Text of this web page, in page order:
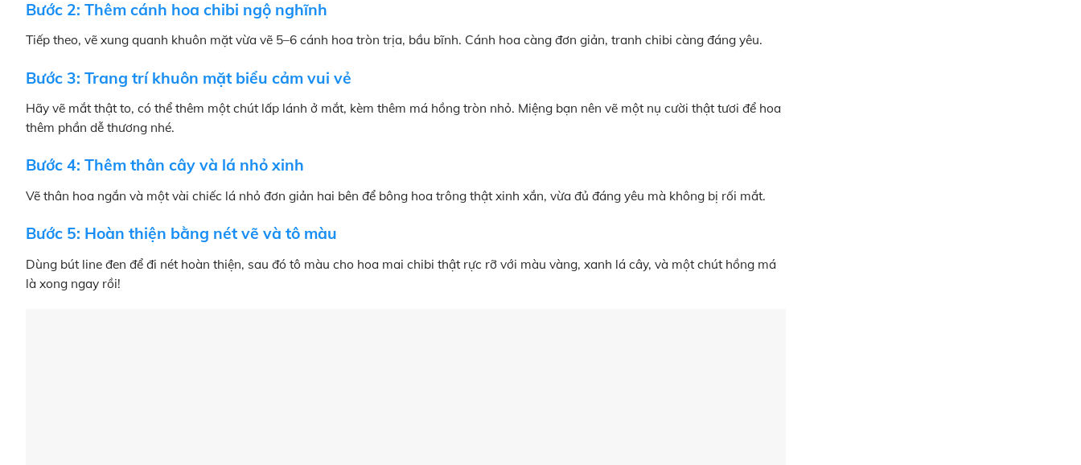
Bước 2: Thêm cánh hoa chibi ngộ nghĩnh
Tiếp theo, vẽ xung quanh khuôn mặt vừa vẽ 5–6 cánh hoa tròn trịa, bầu bĩnh. Cánh hoa càng đơn giản, tranh chibi càng đáng yêu.
Bước 3: Trang trí khuôn mặt biểu cảm vui vẻ
Hãy vẽ mắt thật to, có thể thêm một chút lấp lánh ở mắt, kèm thêm má hồng tròn nhỏ. Miệng bạn nên vẽ một nụ cười thật tươi để hoa
thêm phần dễ thương nhé.
Bước 4: Thêm thân cây và lá nhỏ xinh
Vẽ thân hoa ngắn và một vài chiếc lá nhỏ đơn giản hai bên để bông hoa trông thật xinh xắn, vừa đủ đáng yêu mà không bị rối mắt.
Bước 5: Hoàn thiện bằng nét vẽ và tô màu
Dùng bút line đen để đi nét hoàn thiện, sau đó tô màu cho hoa mai chibi thật rực rỡ với màu vàng, xanh lá cây, và một chút hồng má
là xong ngay rồi!